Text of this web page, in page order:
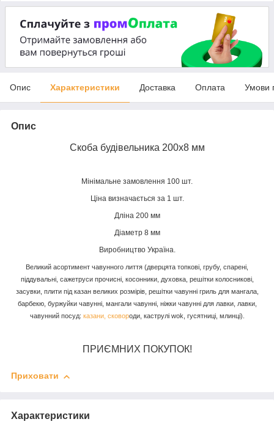
Опис Характеристики Доставка Оплата Умови
Опис
Скоба будівельника 200x8 мм
Мінімальне замовлення 100 шт.
Ціна визначається за 1 шт.
Дліна 200 мм
Діаметр 8 мм
Виробництво Україна.
Великий асортимент чавунного лиття (дверцята топкові, грубу, спарені,
піддувальні, сажетруси прочисні, косонники, духовка, решітки колосникові,
засувки, плити під казан великих розмірів, решітки чавунні гриль для мангала,
барбекю, буржуйки чавунні, мангали чавунні, ніжки чавунні для лавки, лавки,
чавунний посуд: казани, сковороди, каструлі wok, гусятниці, млинці).
ПРИЄМНИХ ПОКУПОК!
Приховати
Характеристики